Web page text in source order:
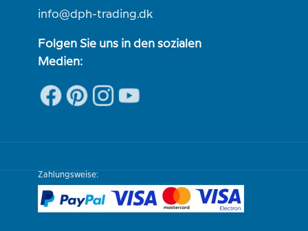
info@dph-trading.dk
Folgen Sie uns in den sozialen
Medien:
Zahlungsweise: